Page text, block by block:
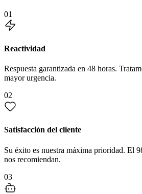
01
Reactividad
Respuesta garantizada en 48 horas.
mayor urgencia.
02
Satisfacción del cliente
Su éxito es nuestra máxima prioridad. El
nos recomiendan.
03